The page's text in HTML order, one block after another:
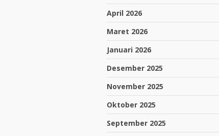
April 2026
Maret 2026
Januari 2026
Desember 2025
November 2025
Oktober 2025
September 2025